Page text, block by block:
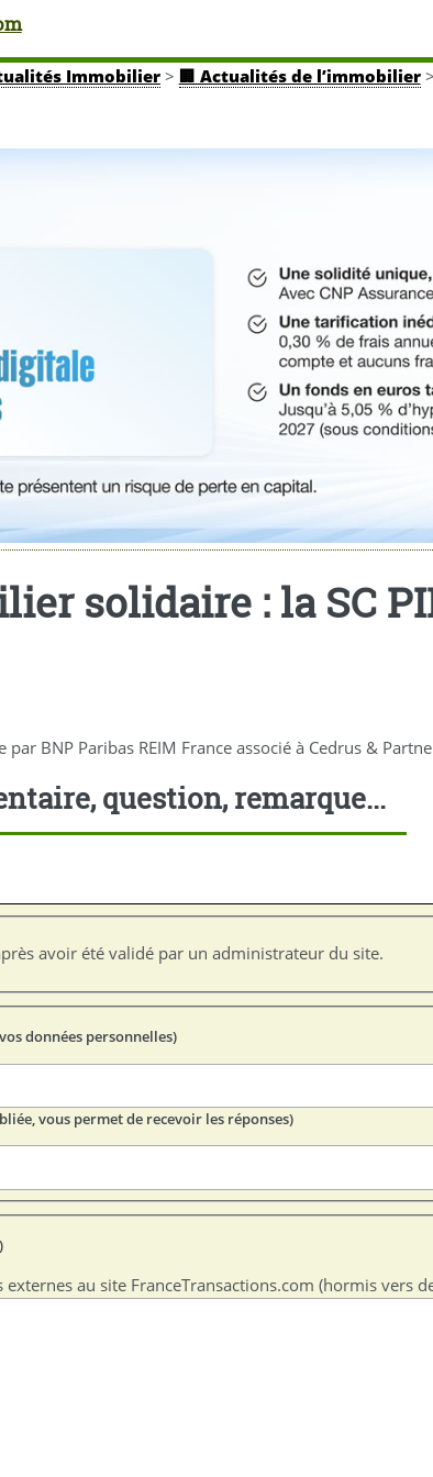
Immobilier> 🏢 Actualités de l’immobilier>
solidaire : la SC
par BNP Paribas REIM France associé à Cedrus &
question, remarque...
avoir été validé par un administrateur du site.
données personnelles)
vous permet de recevoir les réponses)
externes au site FranceTransactions.com (hormis vers